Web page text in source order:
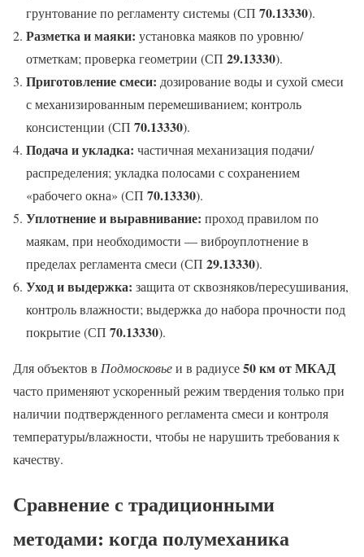
грунтование по регламенту системы (СП 70.13330).
Разметка и маяки: установка маяков по уровню/
отметкам; проверка геометрии (СП 29.13330).
Приготовление смеси: дозирование воды и сухой смеси
с механизированным перемешиванием; контроль
консистенции (СП 70.13330).
Подача и укладка: частичная механизация подачи/
распределения; укладка полосами с сохранением
«рабочего окна» (СП 70.13330).
Уплотнение и выравнивание: проход правилом по
маякам, при необходимости — виброуплотнение в
пределах регламента смеси (СП 29.13330).
Уход и выдержка: защита от сквозняков/пересушивания,
контроль влажности; выдержка до набора прочности под
покрытие (СП 70.13330).
Для объектов в Подмосковьеи в радиусе50 км от МКАД
часто применяют ускоренный режим твердения только при
наличии подтвержденного регламента смеси и контроля
температуры/влажности, чтобы не нарушить требования к
качеству.
Сравнение с традиционными
методами: когда полумеханика